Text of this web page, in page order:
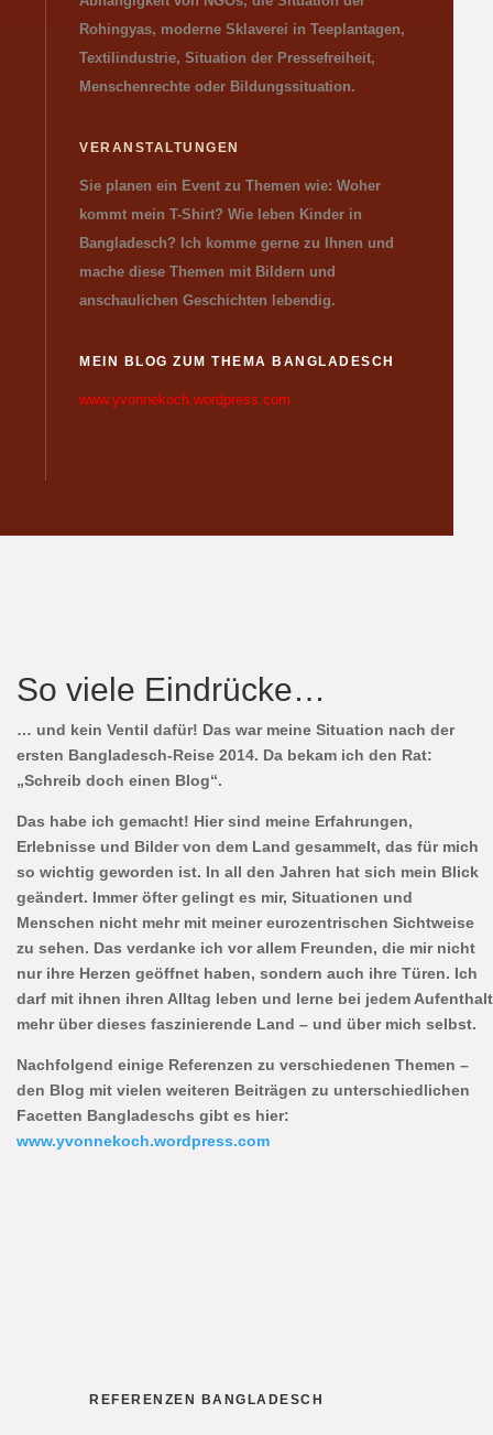
Rohingyas, moderne Sklaverei in Teeplantagen,
Textilindustrie, Situation der Pressefreiheit,
Menschenrechte oder Bildungssituation.
VERANSTALTUNGEN
Sie planen ein Event zu Themen wie: Woher
kommt mein T-Shirt? Wie leben Kinder in
Bangladesch? Ich komme gerne zu Ihnen und
mache diese Themen mit Bildern und
anschaulichen Geschichten lebendig.
MEIN BLOG ZUM THEMA BANGLADESCH
www.yvonnekoch.wordpress.com
So viele Eindrücke…
… und kein Ventil dafür! Das war meine Situation nach der
ersten Bangladesch-Reise 2014. Da bekam ich den Rat:
„Schreib doch einen Blog“.
Das habe ich gemacht! Hier sind meine Erfahrungen,
Erlebnisse und Bilder von dem Land gesammelt, das für mich
so wichtig geworden ist. In all den Jahren hat sich mein Blick
geändert. Immer öfter gelingt es mir, Situationen und
Menschen nicht mehr mit meiner eurozentrischen Sichtweise
zu sehen. Das verdanke ich vor allem Freunden, die mir nicht
nur ihre Herzen geöffnet haben, sondern auch ihre Türen. Ich
darf mit ihnen ihren Alltag leben und lerne bei jedem Aufenthalt
mehr über dieses faszinierende Land – und über mich selbst.
Nachfolgend einige Referenzen zu verschiedenen Themen –
den Blog mit vielen weiteren Beiträgen zu unterschiedlichen
Facetten Bangladeschs gibt es hier:
www.yvonnekoch.wordpress.com
REFERENZEN BANGLADESCH